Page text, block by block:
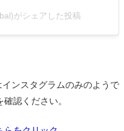
がシェアした投稿
インスタグラムのみのようで
認ください。